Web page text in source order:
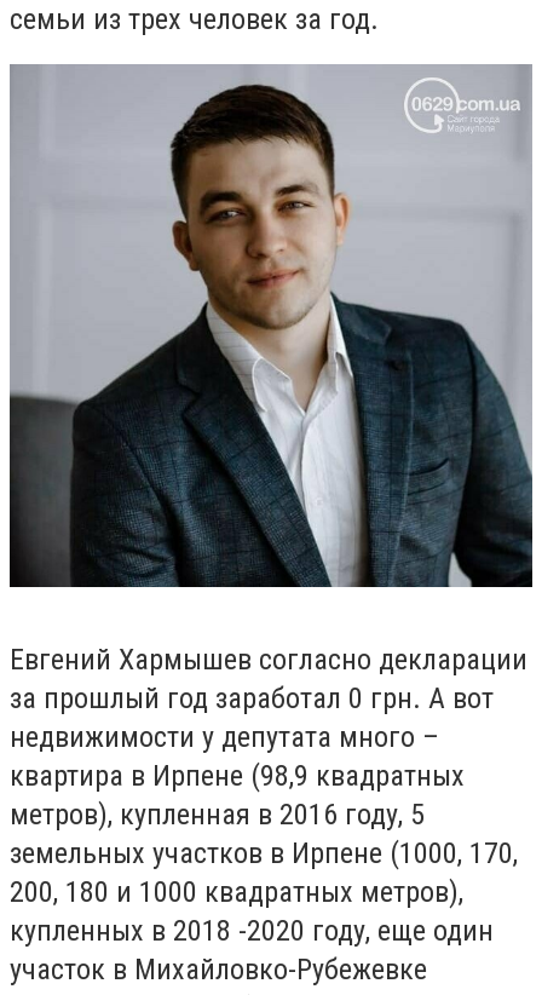
семьи из трех человек за год.
Евгений Хармышев согласно декларации
за прошлый год заработал 0 грн. А вот
недвижимости у депутата много –
квартира в Ирпене (98,9 квадратных
метров), купленная в 2016 году, 5
земельных участков в Ирпене (1000, 170,
200, 180 и 1000 квадратных метров),
купленных в 2018 -2020 году, еще один
участок в Михайловко-Рубежевке